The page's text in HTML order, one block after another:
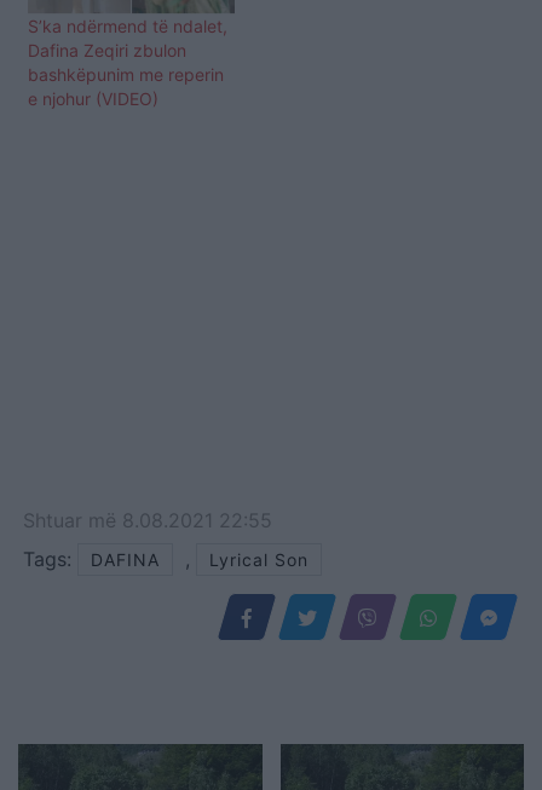
S’ka ndërmend të ndalet,
Dafina Zeqiri zbulon
bashkëpunim me reperin
e njohur (VIDEO)
Shtuar më 8.08.2021 22:55
Tags:
DAFINA , Lyrical Son